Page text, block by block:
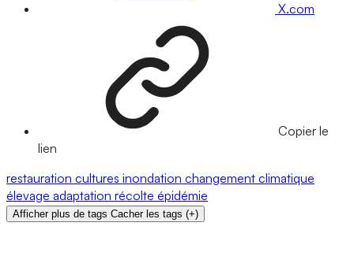
X.com
Copier le
lien
restauration cultures inondation changement climatique
élevage adaptation récolte épidémie
Afficher plus de tags Cacher les tags (+)